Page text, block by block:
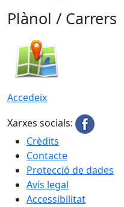
Plànol / Carrers
Accedeix
Xarxes socials:
Crèdits
Contacte
Protecció de dades
Avís legal
Accessibilitat